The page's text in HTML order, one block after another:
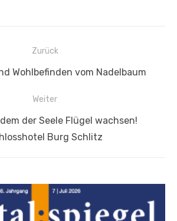
Zurück
Wohlbefinden vom Nadelbaum
Weiter
der Seele Flügel wachsen!
Burg Schlitz